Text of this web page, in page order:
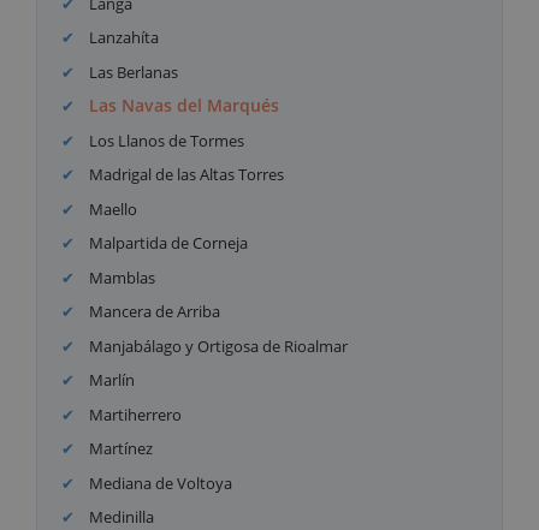
Lanzahíta
Las Berlanas
Las Navas del Marqués
Los Llanos de Tormes
Madrigal de las Altas Torres
Maello
Malpartida de Corneja
Mamblas
Mancera de Arriba
Manjabálago y Ortigosa de Rioalmar
Marlín
Martiherrero
Martínez
Mediana de Voltoya
Medinilla